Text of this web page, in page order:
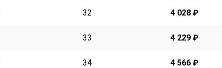
32 4 028 ₽
33 4 229 ₽
34 4 566 ₽